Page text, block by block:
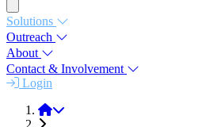
Solutions
Outreach
About
Contact & Involvement
Login
Solutions